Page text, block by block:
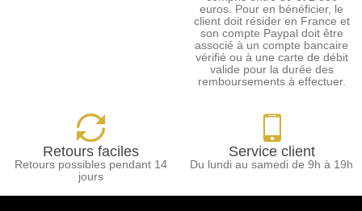
euros. Pour en bénéficier, le
client doit résider en France et
son compte Paypal doit être
associé à un compte bancaire
vérifié ou à une carte de débit
valide pour la durée des
remboursements à effectuer.
Retours faciles
Retours possibles pendant 14
jours
Service client
Du lundi au samedi de 9h à 19h